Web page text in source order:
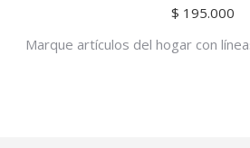
$ 195.000
Marque artículos del hogar con